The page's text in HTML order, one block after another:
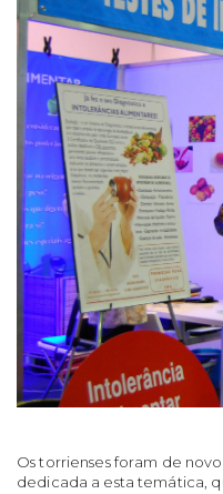
Os torrienses foram de
dedicada a esta temática,